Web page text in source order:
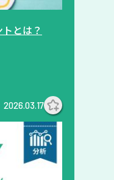
とは？
2026.03.17